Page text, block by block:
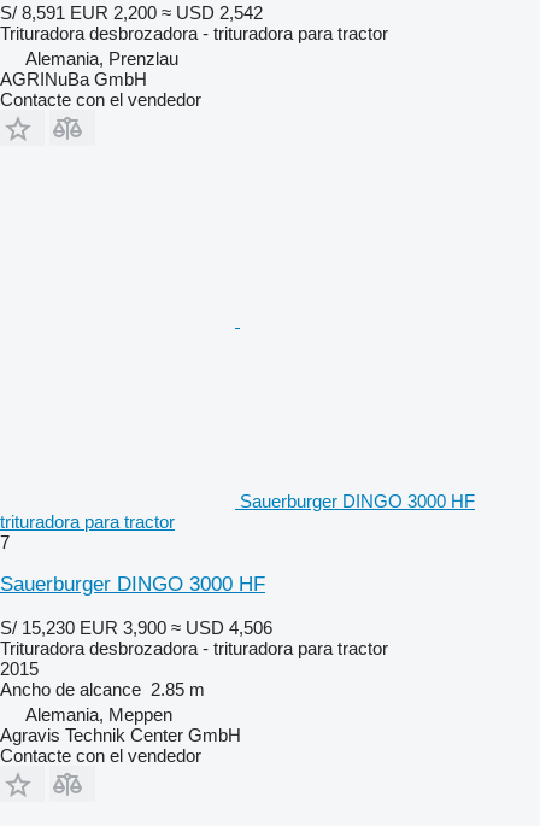
S/ 8,591 EUR 2,200 ≈ USD 2,542
Trituradora desbrozadora - trituradora para tractor
Alemania, Prenzlau
AGRINuBa GmbH
Contacte con el vendedor
Sauerburger DINGO 3000 HF
trituradora para tractor
7
Sauerburger DINGO 3000 HF
S/ 15,230 EUR 3,900 ≈ USD 4,506
Trituradora desbrozadora - trituradora para tractor
2015
Ancho de alcance 2.85 m
Alemania, Meppen
Agravis Technik Center GmbH
Contacte con el vendedor